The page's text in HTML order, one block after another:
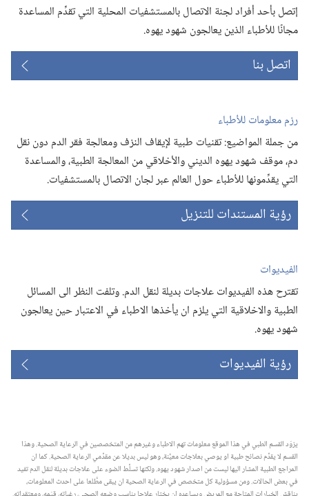
إتصل بأحد أفراد لجنة الاتصال بالمستشفيات المحلية التي تقدِّم المساعدة
مجانًا للأطباء الذين يعالجون شهود يهوه.‏
اتصل بنا
رزم معلومات للأطباء
من جملة المواضيع:‏ تقنيات طبية لإيقاف النزف ومعالجة فقر الدم دون نقل
دم،‏ موقف شهود يهوه الديني والأخلاقي من المعالجة الطبية،‏ والمساعدة
التي يقدِّمونها للأطباء حول العالم عبر لجان الاتصال بالمستشفيات.‏
رؤية المستندات للتنزيل
الفيديوات
تقترح هذه الفيديوات علاجات بديلة لنقل الدم.‏ وتلفت النظر الى المسائل
الطبية والاخلاقية التي يلزم ان يأخذها الاطباء في الاعتبار حين يعالجون
شهود يهوه.‏
رؤية الفيديوات
يزوّد القسم الطبي في هذا الموقع معلومات تهم الاطباء وغيرهم من المتخصصين في الرعاية الصحية.‏ وهذا
القسم لا يقدِّم نصائح طبية او يوصي بعلاجات معيَّنة،‏ وهو ليس بديلا عن مقدِّمي الرعاية الصحية.‏ كما ان
المراجع الطبية المشار اليها ليست من اصدار شهود يهوه.‏ ولكنها تسلِّط الضوء على علاجات بديلة لنقل الدم تفيد
في بعض الحالات.‏ ومن مسؤولية كل متخصص في الرعاية الصحية ان يبقى مطَّلعا على احدث المعلومات،‏